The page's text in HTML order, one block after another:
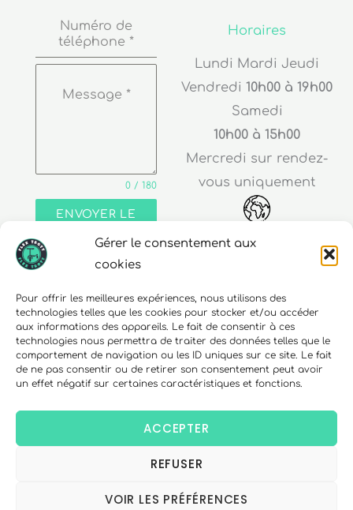
Gérer le consentement aux
cookies
Pour offrir les meilleures expériences, nous utilisons des
technologies telles que les cookies pour stocker et/ou accéder
aux informations des appareils. Le fait de consentir à ces
technologies nous permettra de traiter des données telles que le
comportement de navigation ou les ID uniques sur ce site. Le fait
de ne pas consentir ou de retirer son consentement peut avoir
un effet négatif sur certaines caractéristiques et fonctions.
ACCEPTER
REFUSER
VOIR LES PRÉFÉRENCES
Numéro de
téléphone *
Message *
0 / 180
ENVOYER LE
Horaires
Lundi Mardi Jeudi
Vendredi 10h00 à 19h00
Samedi
10h00 à 15h00
Mercredi sur rendez-
vous uniquement
30 rue Edouard Richard
68000 Colmar
Téléphone
Copyright © 2026 FlexTrott.
Mentions Légales